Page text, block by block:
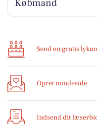
Købmand
Send en gratis
Opret mindeside
Indsend dit